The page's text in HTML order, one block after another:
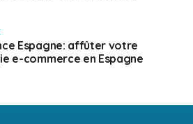
Espagne: affûter votre
e-commerce en Espagne